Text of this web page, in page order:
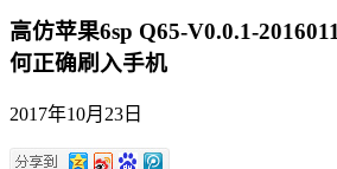
高仿苹果6sp Q65-V0.0.1-
何正确刷入手机
2017年10月23日